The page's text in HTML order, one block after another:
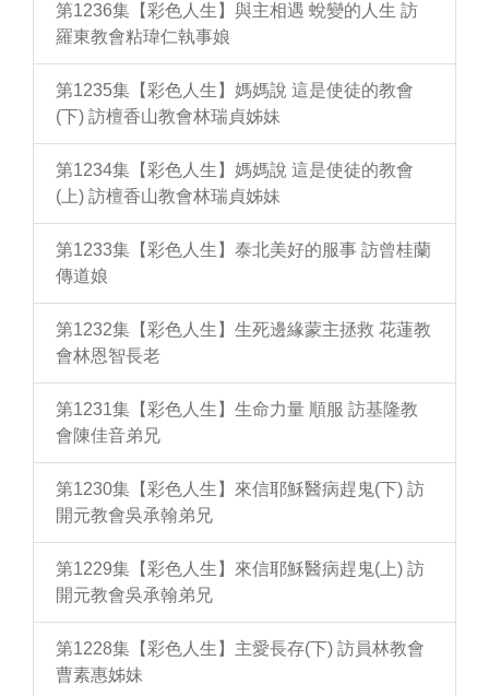
第1236集【彩色人生】與主相遇 蛻變的人生 訪
羅東教會粘瑋仁執事娘
第1235集【彩色人生】媽媽說 這是使徒的教會
(下) 訪檀香山教會林瑞貞姊妹
第1234集【彩色人生】媽媽說 這是使徒的教會
(上) 訪檀香山教會林瑞貞姊妹
第1233集【彩色人生】泰北美好的服事 訪曾桂蘭
傳道娘
第1232集【彩色人生】生死邊緣蒙主拯救 花蓮教
會林恩智長老
第1231集【彩色人生】生命力量 順服 訪基隆教
會陳佳音弟兄
第1230集【彩色人生】來信耶穌醫病趕鬼(下) 訪
開元教會吳承翰弟兄
第1229集【彩色人生】來信耶穌醫病趕鬼(上) 訪
開元教會吳承翰弟兄
第1228集【彩色人生】主愛長存(下) 訪員林教會
曹素惠姊妹